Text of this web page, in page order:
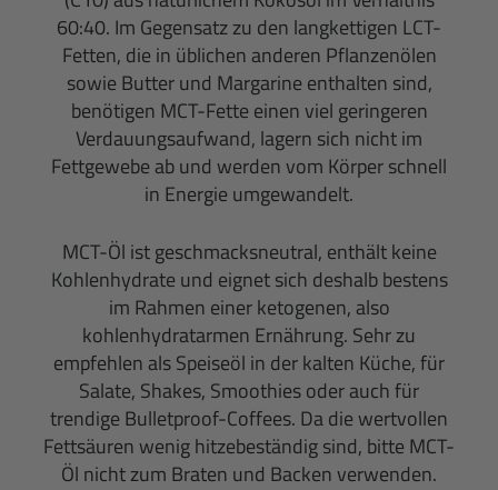
60:40. Im Gegensatz zu den langkettigen LCT-
Fetten, die in üblichen anderen Pflanzenölen
sowie Butter und Margarine enthalten sind,
benötigen MCT-Fette einen viel geringeren
Verdauungsaufwand, lagern sich nicht im
Fettgewebe ab und werden vom Körper schnell
in Energie umgewandelt.
MCT-Öl ist geschmacksneutral, enthält keine
Kohlenhydrate und eignet sich deshalb bestens
im Rahmen einer ketogenen, also
kohlenhydratarmen Ernährung. Sehr zu
empfehlen als Speiseöl in der kalten Küche, für
Salate, Shakes, Smoothies oder auch für
trendige Bulletproof-Coffees. Da die wertvollen
Fettsäuren wenig hitzebeständig sind, bitte MCT-
Öl nicht zum Braten und Backen verwenden.